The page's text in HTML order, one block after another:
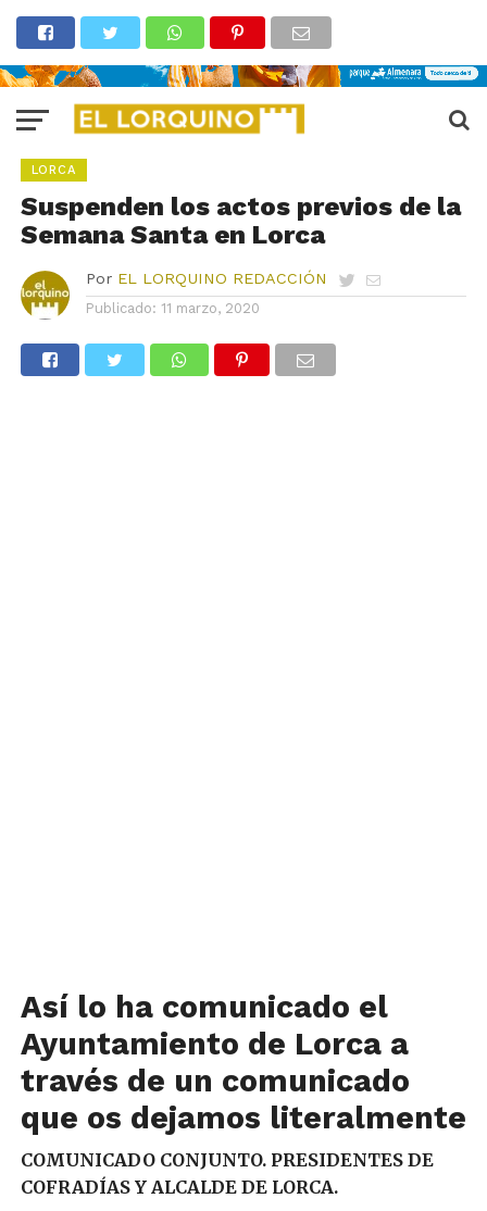
LORCA
Suspenden los actos previos de la
Semana Santa en Lorca
Por EL LORQUINO REDACCIÓN
Publicado: 11 marzo, 2020
Así lo ha comunicado el
Ayuntamiento de Lorca a
través de un comunicado
que os dejamos literalmente
COMUNICADO CONJUNTO. PRESIDENTES DE
COFRADÍAS Y ALCALDE DE LORCA.